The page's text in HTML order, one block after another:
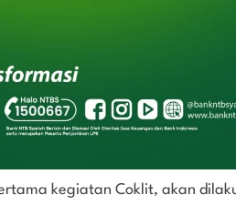
kegiatan Coklit, akan